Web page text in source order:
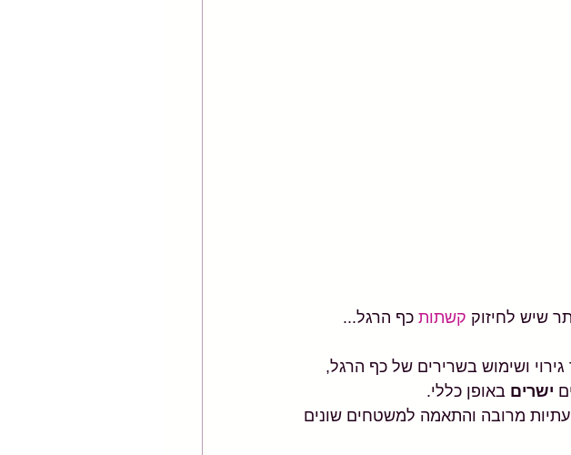
שיש לחיזוק קשתות כף הרגל...
ושימוש בשרירים של כף הרגל,
ישרים באופן כללי.
מרובה והתאמה למשטחים שונים